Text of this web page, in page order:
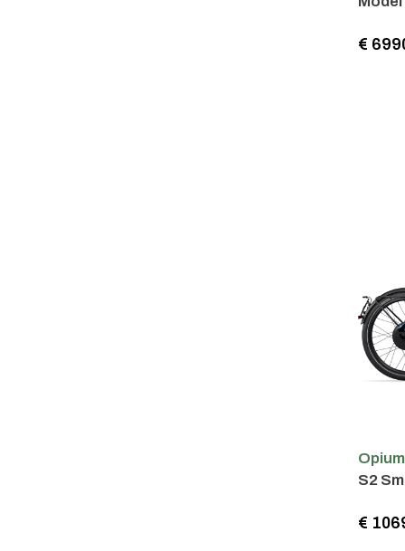
€
Opium
S2
€